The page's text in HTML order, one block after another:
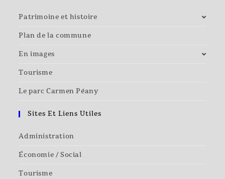
Patrimoine et histoire
Plan de la commune
En images
Tourisme
Le parc Carmen Péany
Sites Et Liens Utiles
Administration
Économie / Social
Tourisme